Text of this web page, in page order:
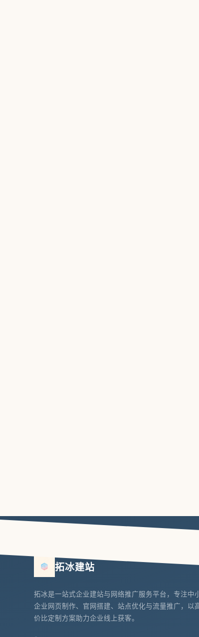
拓冰建站
拓冰是一站式企业建站与网络推广服务平台，专注中
企业网页制作、官网搭建、站点优化与流量推广，以
价比定制方案助力企业线上获客。